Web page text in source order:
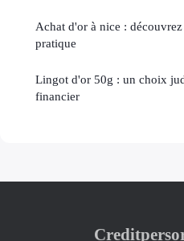
Achat d'or à nice :
pratique
Lingot d'or 50g : un choix
financier